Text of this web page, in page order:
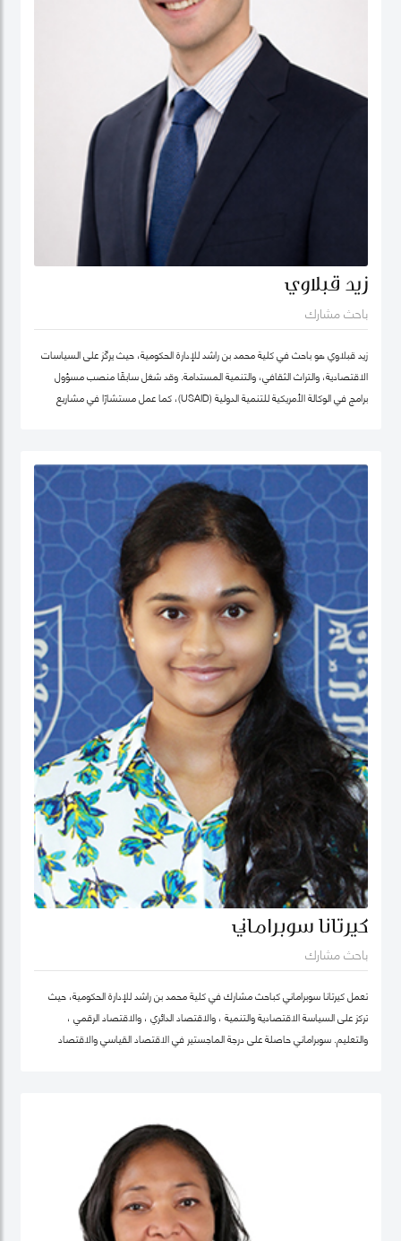
زيد قبلاوي
باحث مشارك
زيد قبلاوي هو باحث في كلية محمد بن راشد للإدارة الحكومية، حيث يركّز على السياسات
الاقتصادية، والتراث الثقافي، والتنمية المستدامة. وقد شغل سابقًا منصب مسؤول
برامج في الوكالة الأمريكية للتنمية الدولية (USAID)، كما عمل مستشارًا في مشاريع
كيرتانا سوبراماني
باحث مشارك
تعمل كيرتانا سوبراماني كباحث مشارك في كلية محمد بن راشد للإدارة الحكومية، حيث
تركز على السياسة الاقتصادية والتنمية ، والاقتصاد الدائري ، والاقتصاد الرقمي ،
والتعليم. سوبراماني حاصلة على درجة الماجستير في الاقتصاد القياسي والاقتصاد